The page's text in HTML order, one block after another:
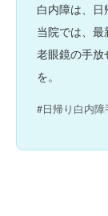
白内障は、日
当院では、最
老眼鏡の手放
を。
#日帰り白内